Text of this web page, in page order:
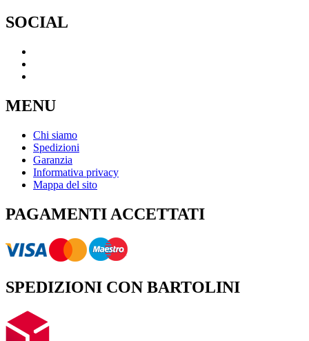
SOCIAL
MENU
Chi siamo
Spedizioni
Garanzia
Informativa privacy
Mappa del sito
PAGAMENTI ACCETTATI
SPEDIZIONI CON BARTOLINI